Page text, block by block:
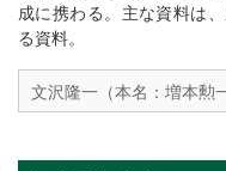
成に携わる。主な資料は
る資料。
文沢隆一（本名：増本勲